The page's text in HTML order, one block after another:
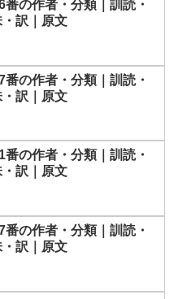
番の作者・分類｜訓読・
訳｜原文
番の作者・分類｜訓読・
訳｜原文
番の作者・分類｜訓読・
訳｜原文
番の作者・分類｜訓読・
訳｜原文